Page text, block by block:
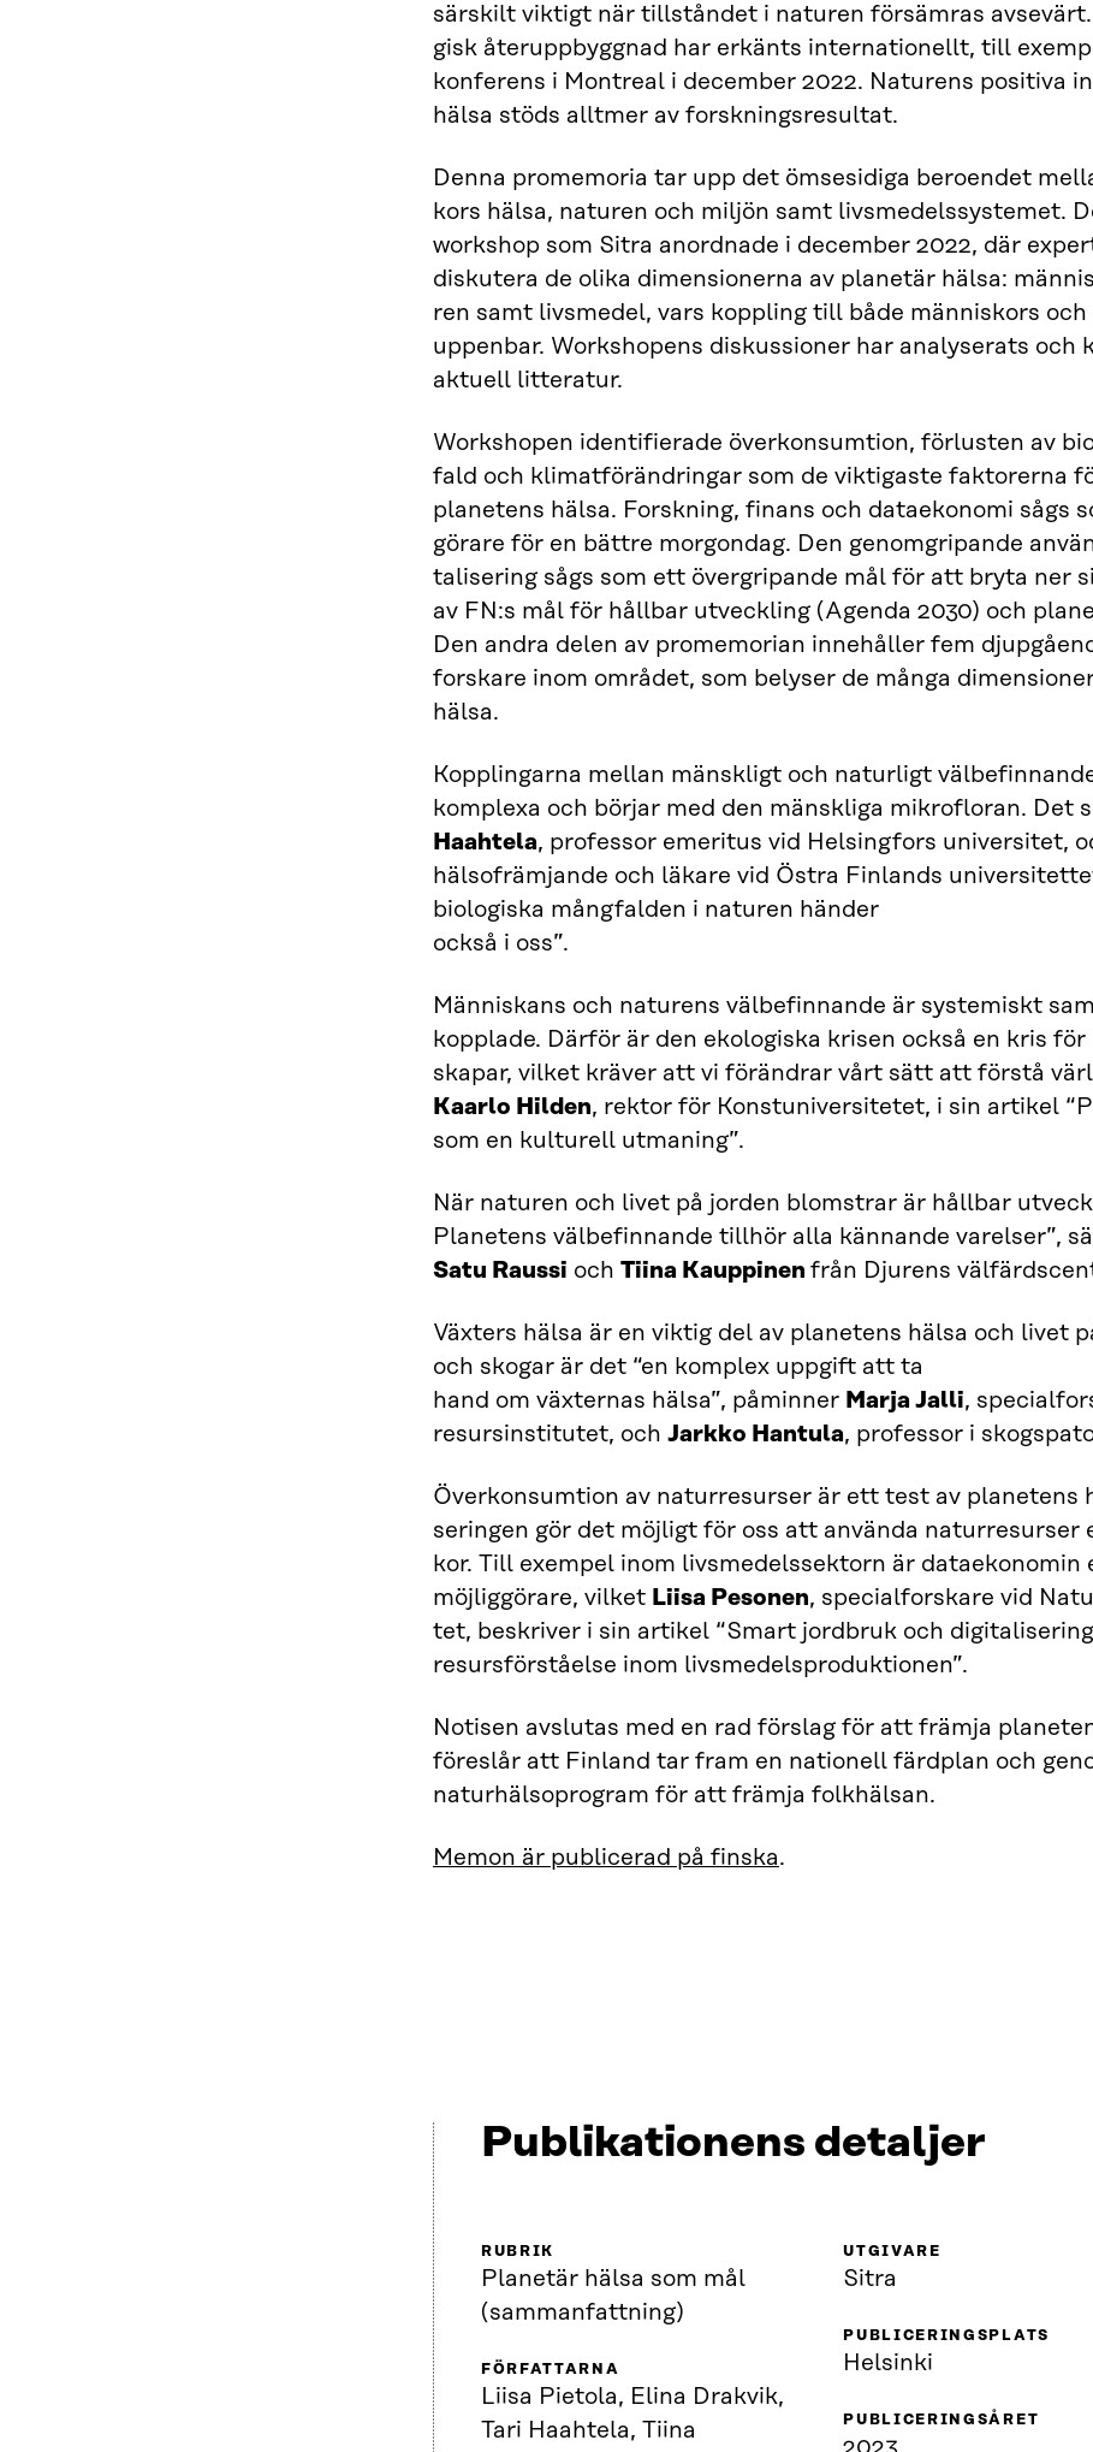
särskilt viktigt när tillståndet i naturen försämras
gisk återuppbyggnad har erkänts internationellt, till
konferens i Montreal i december 2022. Naturens positiva
hälsa stöds alltmer av forskningsresultat.
Denna promemoria tar upp det ömsesidiga beroendet
kors hälsa, naturen och miljön samt livsmedelssystemet.
workshop som Sitra anordnade i december 2022, där
diskutera de olika dimensionerna av planetär hälsa:
ren samt livsmedel, vars koppling till både människors
uppenbar. Workshopens diskussioner har analyserats och
aktuell litteratur.
Workshopen identifierade överkonsumtion, förlusten av
fald och klimatförändringar som de viktigaste faktorerna
planetens hälsa. Forskning, finans och dataekonomi sågs
görare för en bättre morgondag. Den genomgripande
talisering sågs som ett övergripande mål för att bryta ner
av FN:s mål för hållbar utveckling (Agenda 2030) och
Den andra delen av promemorian innehåller fem
forskare inom området, som belyser de många
hälsa.
Kopplingarna mellan mänskligt och naturligt
komplexa och börjar med den mänskliga mikrofloran. Det
Haahtela, professor emeritus vid Helsingfors universitet,
hälsofrämjande och läkare vid Östra Finlands
biologiska mångfalden i naturen händer
också i oss”.
Människans och naturens välbefinnande är systemiskt
kopplade. Därför är den ekologiska krisen också en kris
skapar, vilket kräver att vi förändrar vårt sätt att förstå
Kaarlo Hilden, rektor för Konstuniversitetet, i sin artikel
som en kulturell utmaning”.
När naturen och livet på jorden blomstrar är hållbar
Planetens välbefinnande tillhör alla kännande varelser”,
Satu Raussi och Tiina Kauppinen från Djurens
Växters hälsa är en viktig del av planetens hälsa och livet
och skogar är det “en komplex uppgift att ta
hand om växternas hälsa”, påminner Marja Jalli,
resursinstitutet, och Jarkko Hantula, professor i
Överkonsumtion av naturresurser är ett test av planetens
seringen gör det möjligt för oss att använda naturresurser
kor. Till exempel inom livsmedelssektorn är dataekonomin
möjliggörare, vilket Liisa Pesonen, specialforskare vid
tet, beskriver i sin artikel “Smart jordbruk och
resursförståelse inom livsmedelsproduktionen”.
Notisen avslutas med en rad förslag för att främja
föreslår att Finland tar fram en nationell färdplan och
naturhälsoprogram för att främja folkhälsan.
Memon är publicerad på finska.
Publikationens detaljer
RUBRIK
Planetär hälsa som mål
(sammanfattning)
FÖRFATTARNA
Liisa Pietola, Elina Drakvik,
Tari Haahtela, Tiina
UTGIVARE
Sitra
PUBLICERINGSPLATS
Helsinki
PUBLICERINGSÅRET